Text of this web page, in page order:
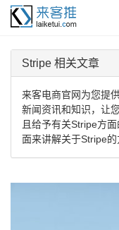
Stripe 相关文章
来客电商官网为您提
新闻资讯和知识，让
且给予有关Stripe方
面来讲解关于Stripe的